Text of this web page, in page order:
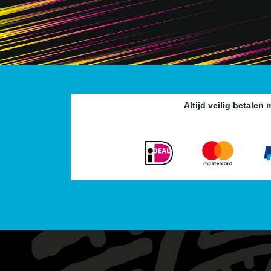
Altijd veilig betalen